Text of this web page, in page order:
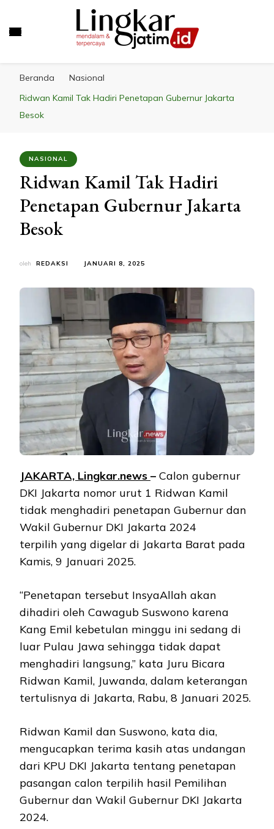
Beranda
Nasional
Ridwan Kamil Tak Hadiri Penetapan Gubernur Jakarta
Besok
NASIONAL
Ridwan Kamil Tak Hadiri
Penetapan Gubernur Jakarta
Besok
oleh REDAKSI JANUARI 8, 2025
JAKARTA, Lingkar.news – Calon gubernur
DKI Jakarta nomor urut 1 Ridwan Kamil
tidak menghadiri penetapan Gubernur dan
Wakil Gubernur DKI Jakarta 2024
terpilih yang digelar di Jakarta Barat pada
Kamis, 9 Januari 2025.
“Penetapan tersebut InsyaAllah akan
dihadiri oleh Cawagub Suswono karena
Kang Emil kebetulan minggu ini sedang di
luar Pulau Jawa sehingga tidak dapat
menghadiri langsung,” kata Juru Bicara
Ridwan Kamil, Juwanda, dalam keterangan
tertulisnya di Jakarta, Rabu, 8 Januari 2025.
Ridwan Kamil dan Suswono, kata dia,
mengucapkan terima kasih atas undangan
dari KPU DKI Jakarta tentang penetapan
pasangan calon terpilih hasil Pemilihan
Gubernur dan Wakil Gubernur DKI Jakarta
2024.